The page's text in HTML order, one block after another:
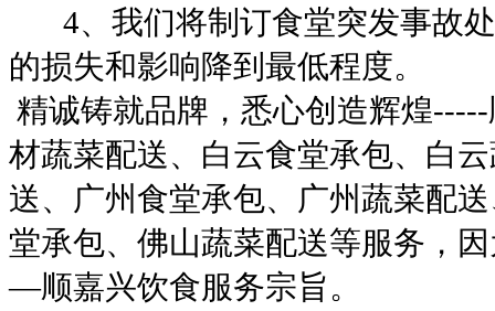
4、我们将制订食堂突发事故
的损失和影响降到最低程度。
精诚铸就品牌，悉心创造辉煌-----
材蔬菜配送、白云食堂承包、白
送、广州食堂承包、广州蔬菜配
堂承包、佛山蔬菜配送等服务，
—顺嘉兴饮食服务宗旨。